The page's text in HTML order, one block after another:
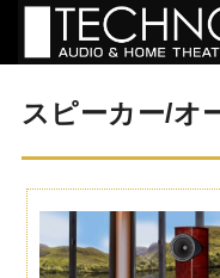
スピーカー/オ